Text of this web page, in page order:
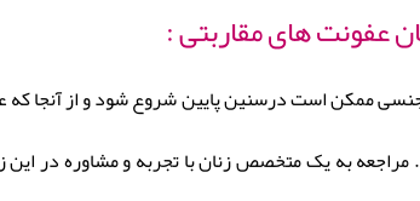
عفونت های مقاربتی :
جنسی ممکن است درسنین پایین شروع شود و از آنجا
مراجعه به یک متخصص زنان با تجربه و مشاوره در